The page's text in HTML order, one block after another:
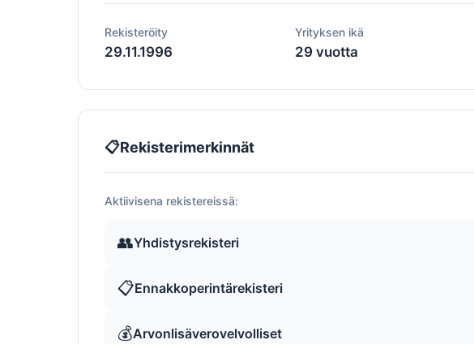
Rekisteröity
29.11.1996
Yrityksen ikä
29 vuotta
📋Rekisterimerkinnät
Aktiivisena rekistereissä:
👥Yhdistysrekisteri
📋Ennakkoperintärekisteri
💰Arvonlisäverovelvolliset